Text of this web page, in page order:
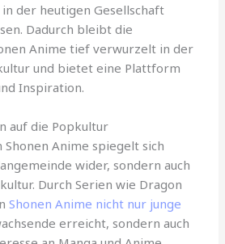
in der heutigen Gesellschaft
Dadurch bleibt die
Anime tief verwurzelt in der
und bietet eine Plattform
Inspiration.
auf die Popkultur
Shonen Anime spiegelt sich
wider, sondern auch
Durch Serien wie Dragon
Shonen Anime nicht nur junge
erreicht, sondern auch